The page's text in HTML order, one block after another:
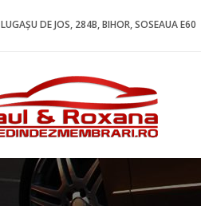
LUGAȘU DE JOS, 284B, BIHOR, SOSEAUA E60